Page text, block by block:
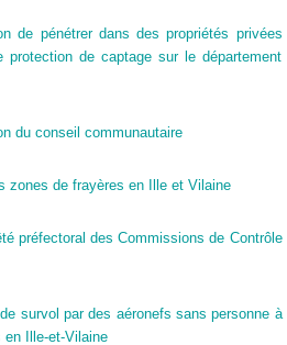
de pénétrer dans des propriétés privées
de captage sur le département
du conseil communautaire
zones de frayères en Ille et Vilaine
préfectoral des Commissions de Contrôle
survol par des aéronefs sans personne à
Ille-et-Vilaine